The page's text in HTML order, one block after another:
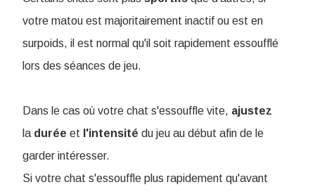
votre matou est majoritairement inactif ou est en
surpoids, il est normal qu'il soit rapidement essoufflé
lors des séances de jeu.
Dans le cas où votre chat s'essouffle vite, ajustez
la durée et l'intensité du jeu au début afin de le
garder intéresser.
Si votre chat s'essouffle plus rapidement qu'avant